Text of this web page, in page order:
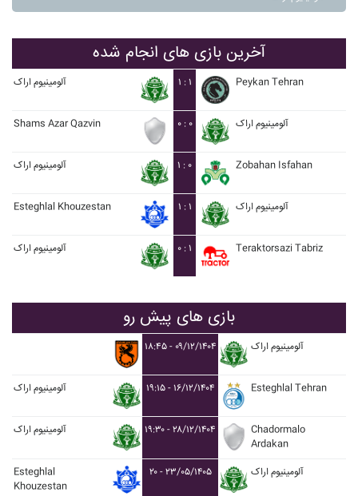
آخرین بازی های انجام شده
آلومينيوم اراک ۱ : ۱ Peykan Tehran
Shams Azar Qazvin ۰ : ۰ آلومينيوم اراک
آلومينيوم اراک ۱ : ۰ Zobahan Isfahan
Esteghlal Khouzestan ۱ : ۱ آلومينيوم اراک
آلومينيوم اراک ۰ : ۱ Teraktorsazi Tabriz
بازی های پیش رو
۱۸:۴۵ - ۰۹/۱۲/۱۴۰۴ آلومينيوم اراک
آلومينيوم اراک ۱۹:۱۵ - ۱۶/۱۲/۱۴۰۴ Esteghlal Tehran
آلومينيوم اراک ۱۹:۳۰ - ۲۸/۱۲/۱۴۰۴
Chadormalo
Ardakan
Esteghlal
Khouzestan
۲۰ - ۲۳/۰۵/۱۴۰۵ آلومينيوم اراک